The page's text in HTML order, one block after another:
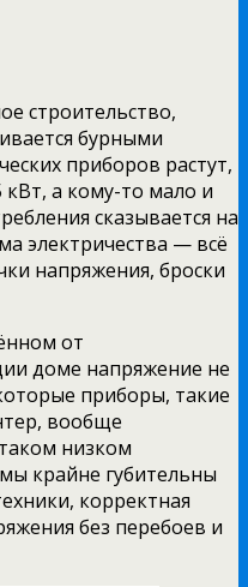
строительство,
бурными
приборов растут,
а кому-то мало и
сказывается на
электричества — всё
напряжения, броски
от
доме напряжение не
приборы, такие
вообще
низком
крайне губительны
корректная
без перебоев и